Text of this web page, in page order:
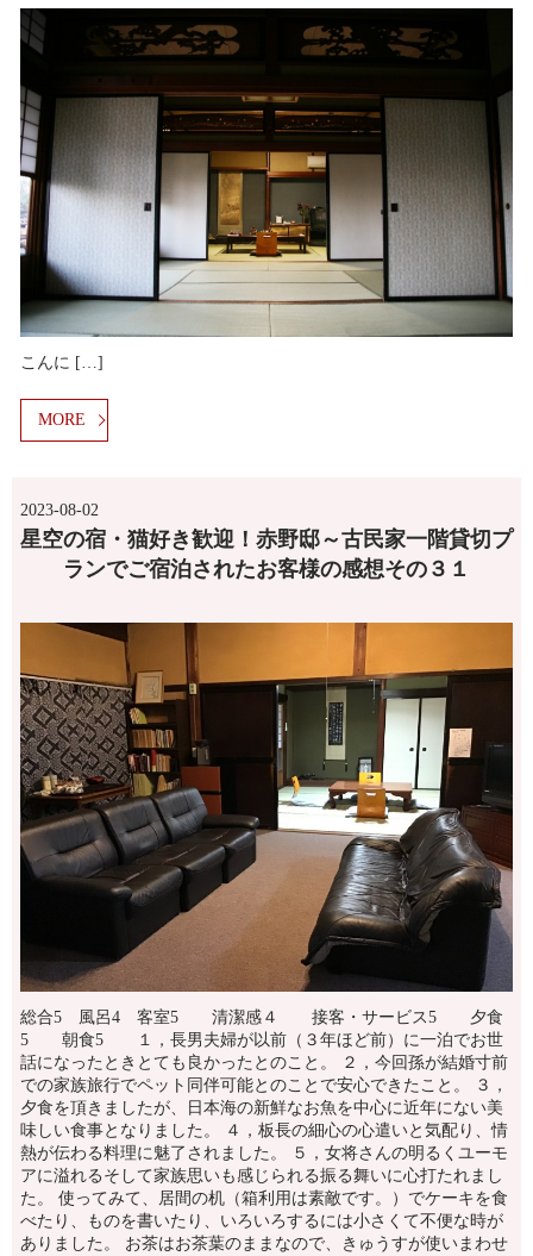
こんに […]
MORE
2023-08-02
星空の宿・猫好き歓迎！赤野邸～古民家一階貸切プ
ランでご宿泊されたお客様の感想その３１
総合5 風呂4 客室5 清潔感４ 接客・サービス5 夕食
5 朝食5 １，長男夫婦が以前（３年ほど前）に一泊でお世
話になったときとても良かったとのこと。 ２，今回孫が結婚寸前
での家族旅行でペット同伴可能とのことで安心できたこと。 ３，
夕食を頂きましたが、日本海の新鮮なお魚を中心に近年にない美
味しい食事となりました。 ４，板長の細心の心遣いと気配り、情
熱が伝わる料理に魅了されました。 ５，女将さんの明るくユーモ
アに溢れるそして家族思いも感じられる振る舞いに心打たれまし
た。 使ってみて、居間の机（箱利用は素敵です。）でケーキを食
べたり、ものを書いたり、いろいろするには小さくて不便な時が
ありました。 お茶はお茶葉のままなので、きゅうすが使いまわせ